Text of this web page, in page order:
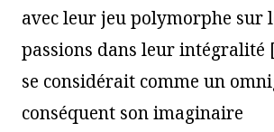
avec leur jeu polymorphe sur
passions dans leur intégralité
se considérait comme un
conséquent son imaginaire